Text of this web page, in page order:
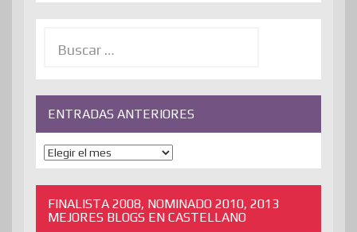
ENTRADAS ANTERIORES
ENTRADAS
ANTERIORES
FINALISTA 2008, NOMINADO 2010, 2013
MEJORES BLOGS EN CASTELLANO